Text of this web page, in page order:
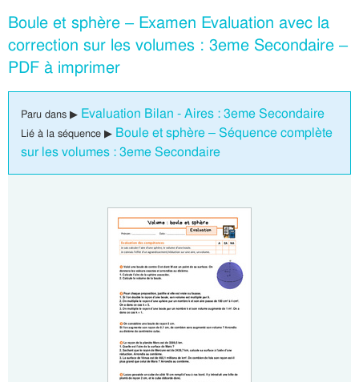
Boule et sphère – Examen Evaluation avec la
correction sur les volumes : 3eme Secondaire –
PDF à imprimer
Paru dans ▶ Evaluation Bilan - Aires : 3eme Secondaire
Lié à la séquence ▶ Boule et sphère – Séquence complète
sur les volumes : 3eme Secondaire